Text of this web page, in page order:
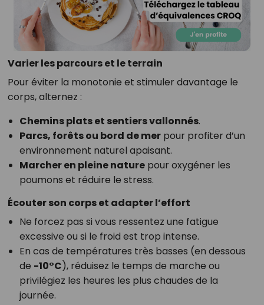
Varier les parcours et le terrain
Pour éviter la monotonie et stimuler davantage le
corps, alternez :
Chemins plats et sentiers vallonnés.
Parcs, forêts ou bord de merpour profiter d’un
environnement naturel apaisant.
Marcher en pleine naturepour oxygéner les
poumons et réduire le stress.
Écouter son corps et adapter l’effort
Ne forcez pas si vous ressentez une fatigue
excessive ou si le froid est trop intense.
En cas de températures très basses (en dessous
de -10°C), réduisez le temps de marche ou
privilégiez les heures les plus chaudes de la
journée.